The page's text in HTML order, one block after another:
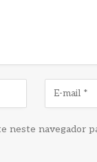
neste navegador